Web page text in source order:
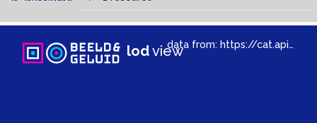
lodviewdata from: https://cat.apis.beeldengeluid.nl/sparql